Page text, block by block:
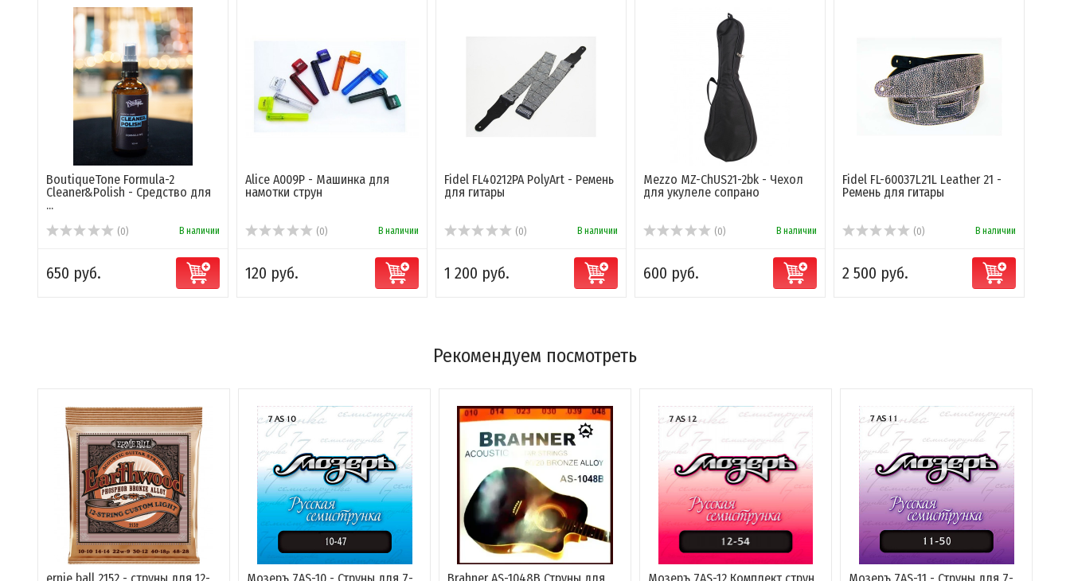
BoutiqueTone Formula-2
Cleaner&Polish - Средство для
...
(0) В наличии
650 руб.
Alice A009P - Машинка для
намотки струн
(0) В наличии
120 руб.
Fidel FL40212PA PolyArt - Ремень
для гитары
(0) В наличии
1 200 руб.
Mezzo MZ-ChUS21-2bk - Чехол
для укулеле сопрано
(0) В наличии
600 руб.
Fidel FL-60037L21L Leather 21 -
Ремень для гитары
(0) В наличии
2 500 руб.
Рекомендуем посмотреть